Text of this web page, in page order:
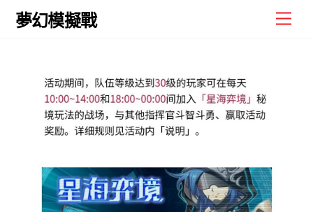
Skip
夢幻模擬戰